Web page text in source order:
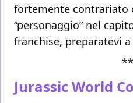
fortemente contrariato
“personaggio” nel
franchise, preparatevi
Jurassic World